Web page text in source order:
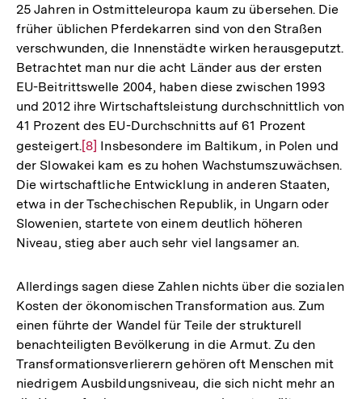
25 Jahren in Ostmitteleuropa kaum zu übersehen. Die
früher üblichen Pferdekarren sind von den Straßen
verschwunden, die Innenstädte wirken herausgeputzt.
Betrachtet man nur die acht Länder aus der ersten
EU-Beitrittswelle 2004, haben diese zwischen 1993
und 2012 ihre Wirtschaftsleistung durchschnittlich von
41 Prozent des EU-Durchschnitts auf 61 Prozent
gesteigert.Zur
Auflösung
der
Fußnote
[8] Insbesondere im Baltikum, in Polen und
der Slowakei kam es zu hohen Wachstumszuwächsen.
Die wirtschaftliche Entwicklung in anderen Staaten,
etwa in der Tschechischen Republik, in Ungarn oder
Slowenien, startete von einem deutlich höheren
Niveau, stieg aber auch sehr viel langsamer an.
Allerdings sagen diese Zahlen nichts über die sozialen
Kosten der ökonomischen Transformation aus. Zum
einen führte der Wandel für Teile der strukturell
benachteiligten Bevölkerung in die Armut. Zu den
Transformationsverlierern gehören oft Menschen mit
niedrigem Ausbildungsniveau, die sich nicht mehr an